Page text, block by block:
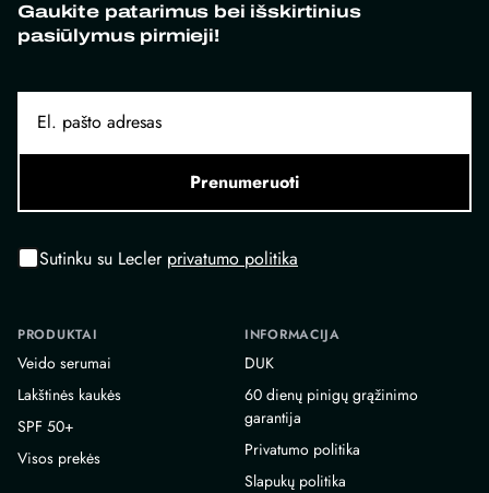
Gaukite patarimus bei išskirtinius
pasiūlymus pirmieji!
Prenumeruoti
Sutinku su Lecler privatumo politika
PRODUKTAI
Veido serumai
Lakštinės kaukės
SPF 50+
Visos prekės
INFORMACIJA
DUK
60 dienų pinigų grąžinimo
garantija
Privatumo politika
Slapukų politika